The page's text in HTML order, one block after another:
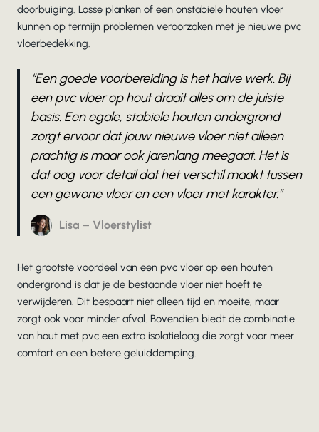
doorbuiging. Losse planken of een onstabiele houten vloer
kunnen op termijn problemen veroorzaken met je nieuwe pvc
vloerbedekking.
“Een goede voorbereiding is het halve werk. Bij
een pvc vloer op hout draait alles om de juiste
basis. Een egale, stabiele houten ondergrond
zorgt ervoor dat jouw nieuwe vloer niet alleen
prachtig is maar ook jarenlang meegaat. Het is
dat oog voor detail dat het verschil maakt tussen
een gewone vloer en een vloer met karakter.”
Lisa – Vloerstylist
Het grootste voordeel van een pvc vloer op een houten
ondergrond is dat je de bestaande vloer niet hoeft te
verwijderen. Dit bespaart niet alleen tijd en moeite, maar
zorgt ook voor minder afval. Bovendien biedt de combinatie
van hout met pvc een extra isolatielaag die zorgt voor meer
comfort en een betere geluiddemping.